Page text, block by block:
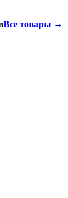
Все товары →